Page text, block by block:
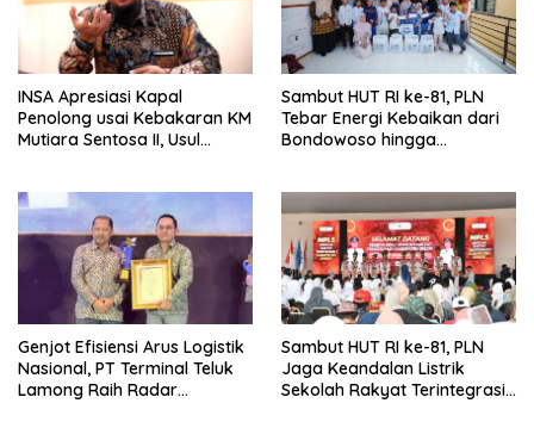
INSA Apresiasi Kapal
Penolong usai Kebakaran KM
Mutiara Sentosa II, Usul
Sambut HUT RI ke-81, PLN
Tebar Energi Kebaikan dari
Bondowoso hingga
Genjot Efisiensi Arus Logistik
Nasional, PT Terminal Teluk
Lamong Raih Radar
Sambut HUT RI ke-81, PLN
Jaga Keandalan Listrik
Sekolah Rakyat Terintegrasi 1